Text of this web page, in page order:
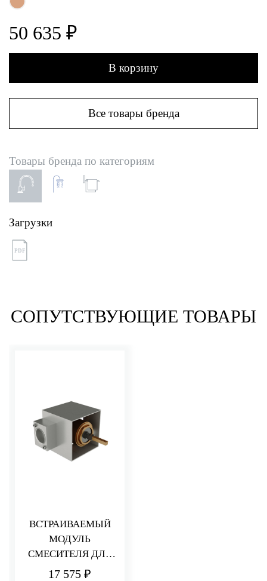
50 635 ₽
В корзину
Все товары бренда
Товары бренда по категориям
Загрузки
PDF
СОПУТСТВУЮЩИЕ ТОВАРЫ
ВСТРАИВАЕМЫЙ
МОДУЛЬ
СМЕСИТЕЛЯ ДЛЯ
РАКОВИНЫ/ДУША
17 575 ₽